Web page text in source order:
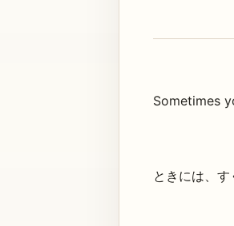
Sometimes
ときには、